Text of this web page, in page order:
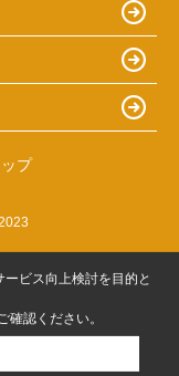
プ
ビス向上検討を目的と
確認ください。